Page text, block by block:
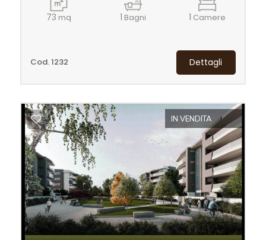
73 mq 1 Bagni 1 Camere
Cod. 1232 Dettagli
IN VENDITA